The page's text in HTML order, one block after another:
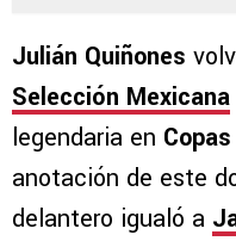
Julián Quiñones
Selección Mexicana
legendaria en
anotación de este
delantero igualó a